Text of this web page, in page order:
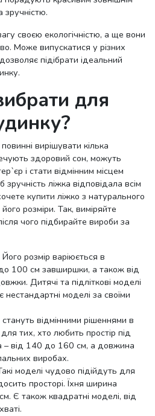
зручністю.
своєю екологічністю, а ще вони
Може випускатися у різних
підібрати ідеальний
для
вирішувати кілька
здоровий сон, можуть
і стати відмінним місцем
ліжка відповідала всім
купити ліжко з натурального
розміри. Так, виміряйте
чого підбирайте вироби за
розмір варіюється в
100 см завширшки, а також від
Дитячі та підліткові моделі
моделі за своїми
стануть відмінними рішеннями в
тих, хто любить простір під
– від 140 до 160 см, а довжина
виробах.
моделі чудово підійдуть для
просторі. Їхня ширина
Є також квадратні моделі, від